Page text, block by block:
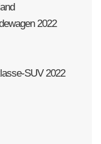
2022
SUV 2022